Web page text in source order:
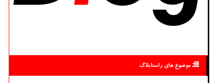
موضوع های راستابلاگ